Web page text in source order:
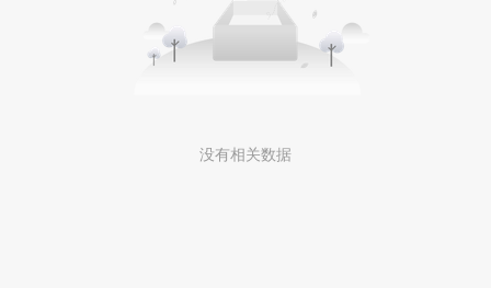
没有相关数据